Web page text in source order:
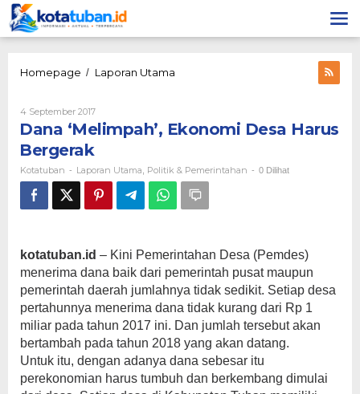
Lewati
ke
konten
Homepage / Laporan Utama
Harus
4 September 2017Oleh
Kotatuban
Dana ‘Melimpah’, Ekonomi Desa Harus
Bergerak
Kotatuban - Laporan Utama Politik & Pemerintahan - 0 Dilihat
kotatuban.id – Kini Pemerintahan Desa (Pemdes)
menerima dana baik dari pemerintah pusat maupun
pemerintah daerah jumlahnya tidak sedikit. Setiap desa
pertahunnya menerima dana tidak kurang dari Rp 1
miliar pada tahun 2017 ini. Dan jumlah tersebut akan
bertambah pada tahun 2018 yang akan datang.
Untuk itu, dengan adanya dana sebesar itu
perekonomian harus tumbuh dan berkembang dimulai